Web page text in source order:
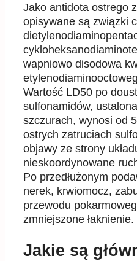
Jako antidota ostrego
opisywane są związki
wapniowo disodowa
Wartość LD50 po
sulfonamidów,
szczurach, wynosi od
ostrych zatruciach
objawy ze strony
nieskoordynowane
Po przedłużonym
nerek, krwiomocz,
przewodu
zmniejszone łaknienie.
Jakie są